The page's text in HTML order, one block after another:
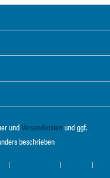
undVersandkostenund ggf.
beschrieben